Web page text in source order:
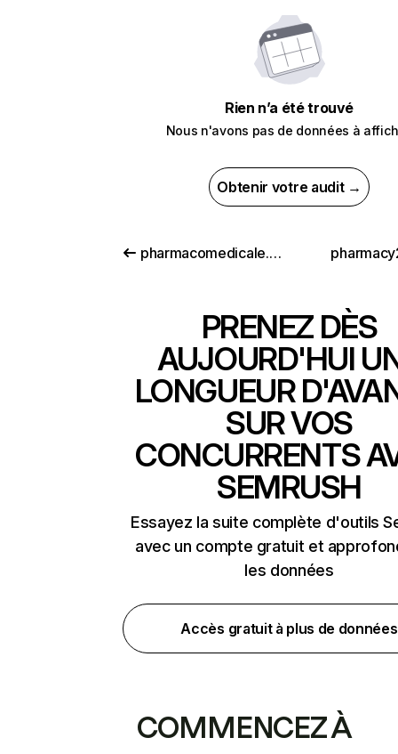
Rien n’a été trouvé
Nous n'avons pas de données à
Obtenir votre audit →
pharmacomedicale.org
PRENEZ DÈS
AUJOURD'HUI
LONGUEUR
SUR VOS
CONCURRENTS
SEMRUSH
Essayez la suite complète d'outils
avec un compte gratuit et
les données
Accès gratuit à plus de données
COMMENCEZ À